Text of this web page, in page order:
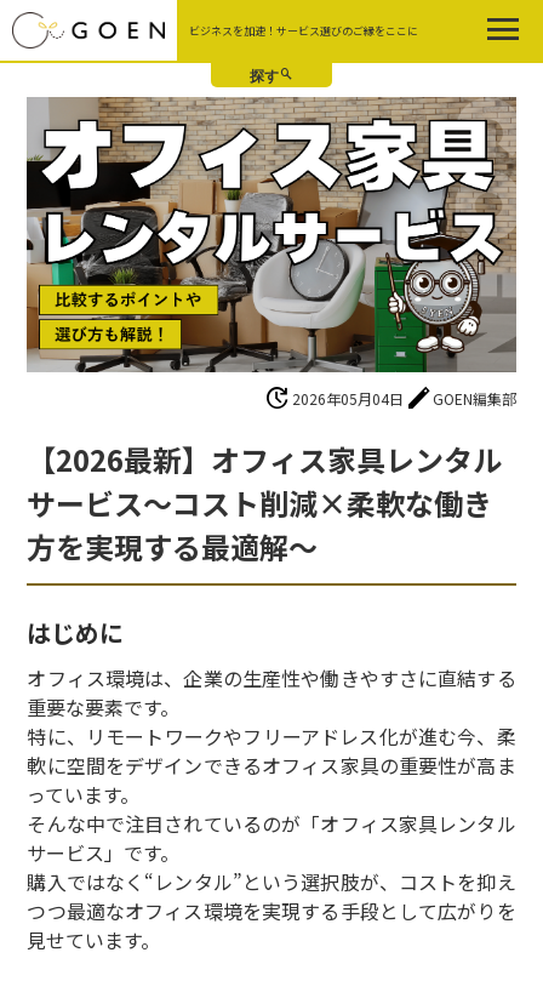
Skip
to
the
content
ビジネスを加速！サービス選びのご縁をここに
update 2026年05月04日 editGOEN編集部
【2026最新】オフィス家具レンタル
サービス〜コスト削減×柔軟な働き
方を実現する最適解〜
はじめに
オフィス環境は、企業の生産性や働きやすさに直結する
重要な要素です。
特に、リモートワークやフリーアドレス化が進む今、柔
軟に空間をデザインできるオフィス家具の重要性が高ま
っています。
そんな中で注目されているのが「オフィス家具レンタル
サービス」です。
購入ではなく“レンタル”という選択肢が、コストを抑え
つつ最適なオフィス環境を実現する手段として広がりを
見せています。